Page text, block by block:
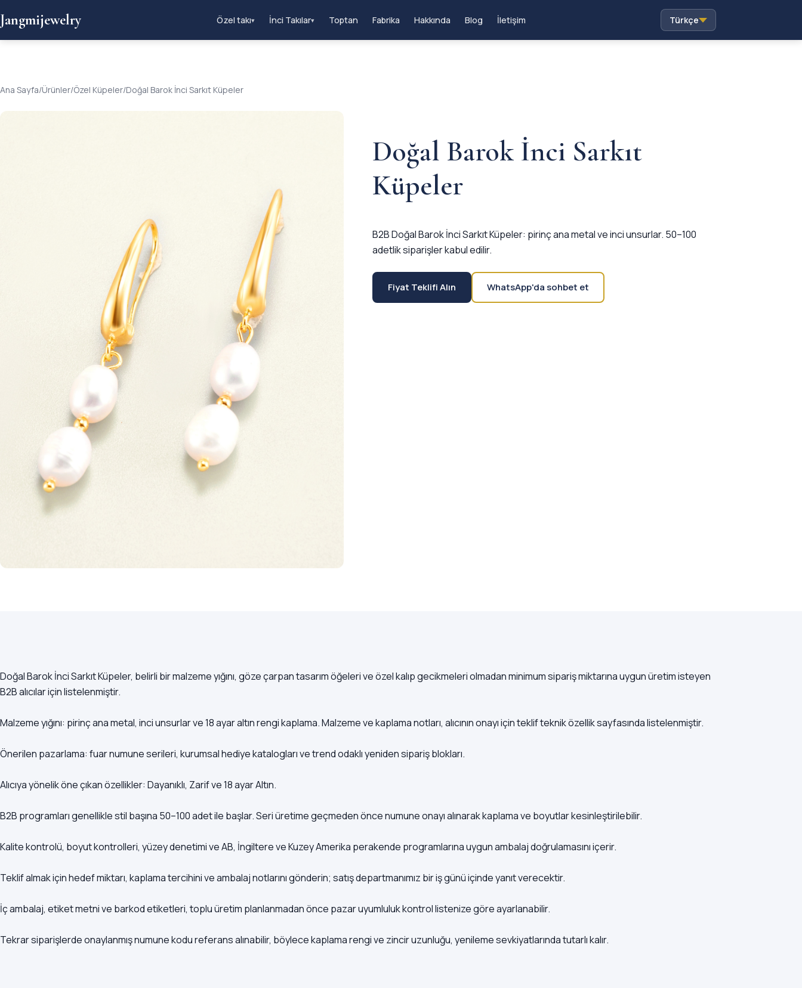
Jangmijewelry Özel takı▾ İnci Takılar▾ Toptan Fabrika Hakkında Blog İletişim Türkçe
Ana Sayfa/Ürünler/Özel Küpeler/Doğal Barok İnci Sarkıt Küpeler
Doğal Barok İnci Sarkıt
Küpeler
B2B Doğal Barok İnci Sarkıt Küpeler: pirinç ana metal ve inci unsurlar. 50–100
adetlik siparişler kabul edilir.
Fiyat Teklifi Alın WhatsApp'da sohbet et
Doğal Barok İnci Sarkıt Küpeler, belirli bir malzeme yığını, göze çarpan tasarım öğeleri ve özel kalıp gecikmeleri olmadan minimum sipariş miktarına uygun üretim isteyen
B2B alıcılar için listelenmiştir.
Malzeme yığını: pirinç ana metal, inci unsurlar ve 18 ayar altın rengi kaplama. Malzeme ve kaplama notları, alıcının onayı için teklif teknik özellik sayfasında listelenmiştir.
Önerilen pazarlama: fuar numune serileri, kurumsal hediye katalogları ve trend odaklı yeniden sipariş blokları.
Alıcıya yönelik öne çıkan özellikler: Dayanıklı, Zarif ve 18 ayar Altın.
B2B programları genellikle stil başına 50–100 adet ile başlar. Seri üretime geçmeden önce numune onayı alınarak kaplama ve boyutlar kesinleştirilebilir.
Kalite kontrolü, boyut kontrolleri, yüzey denetimi ve AB, İngiltere ve Kuzey Amerika perakende programlarına uygun ambalaj doğrulamasını içerir.
Teklif almak için hedef miktarı, kaplama tercihini ve ambalaj notlarını gönderin; satış departmanımız bir iş günü içinde yanıt verecektir.
İç ambalaj, etiket metni ve barkod etiketleri, toplu üretim planlanmadan önce pazar uyumluluk kontrol listenize göre ayarlanabilir.
Tekrar siparişlerde onaylanmış numune kodu referans alınabilir, böylece kaplama rengi ve zincir uzunluğu, yenileme sevkiyatlarında tutarlı kalır.